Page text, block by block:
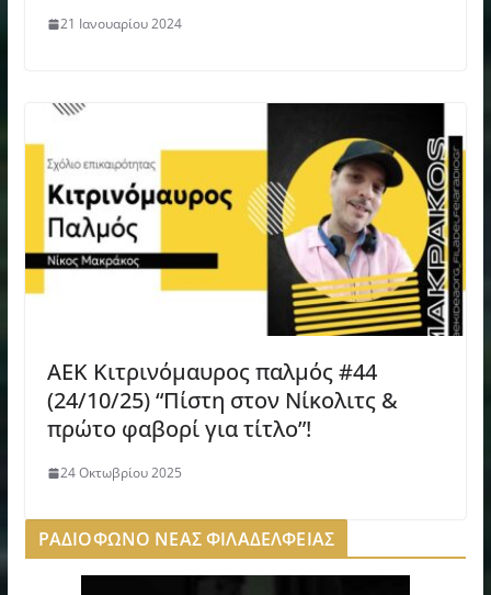
21 Ιανουαρίου 2024
AEK Κιτρινόμαυρος παλμός #44
(24/10/25) “Πίστη στον Νίκολιτς &
πρώτο φαβορί για τίτλο”!
24 Οκτωβρίου 2025
ΡΑΔΙΟΦΩΝΟ ΝΕΑΣ ΦΙΛΑΔΕΛΦΕΙΑΣ